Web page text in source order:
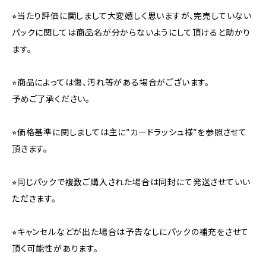
⭐︎当たり評価に関しまして大変嬉しく思いますが、完売していない
パックに関しては商品名が分からないようにして頂けると助かり
ます。
⭐︎商品によっては傷、汚れ等がある場合がございます。
予めご了承ください。
⭐︎価格基準に関しましては主に”カードラッシュ様”を参照させて
頂きます。
⭐︎同じパックで複数ご購入された場合は同封にて発送させていい
ただきます。
⭐︎キャンセルなどが出た場合は予告なしにパックの補充をさせて
頂く可能性があります。